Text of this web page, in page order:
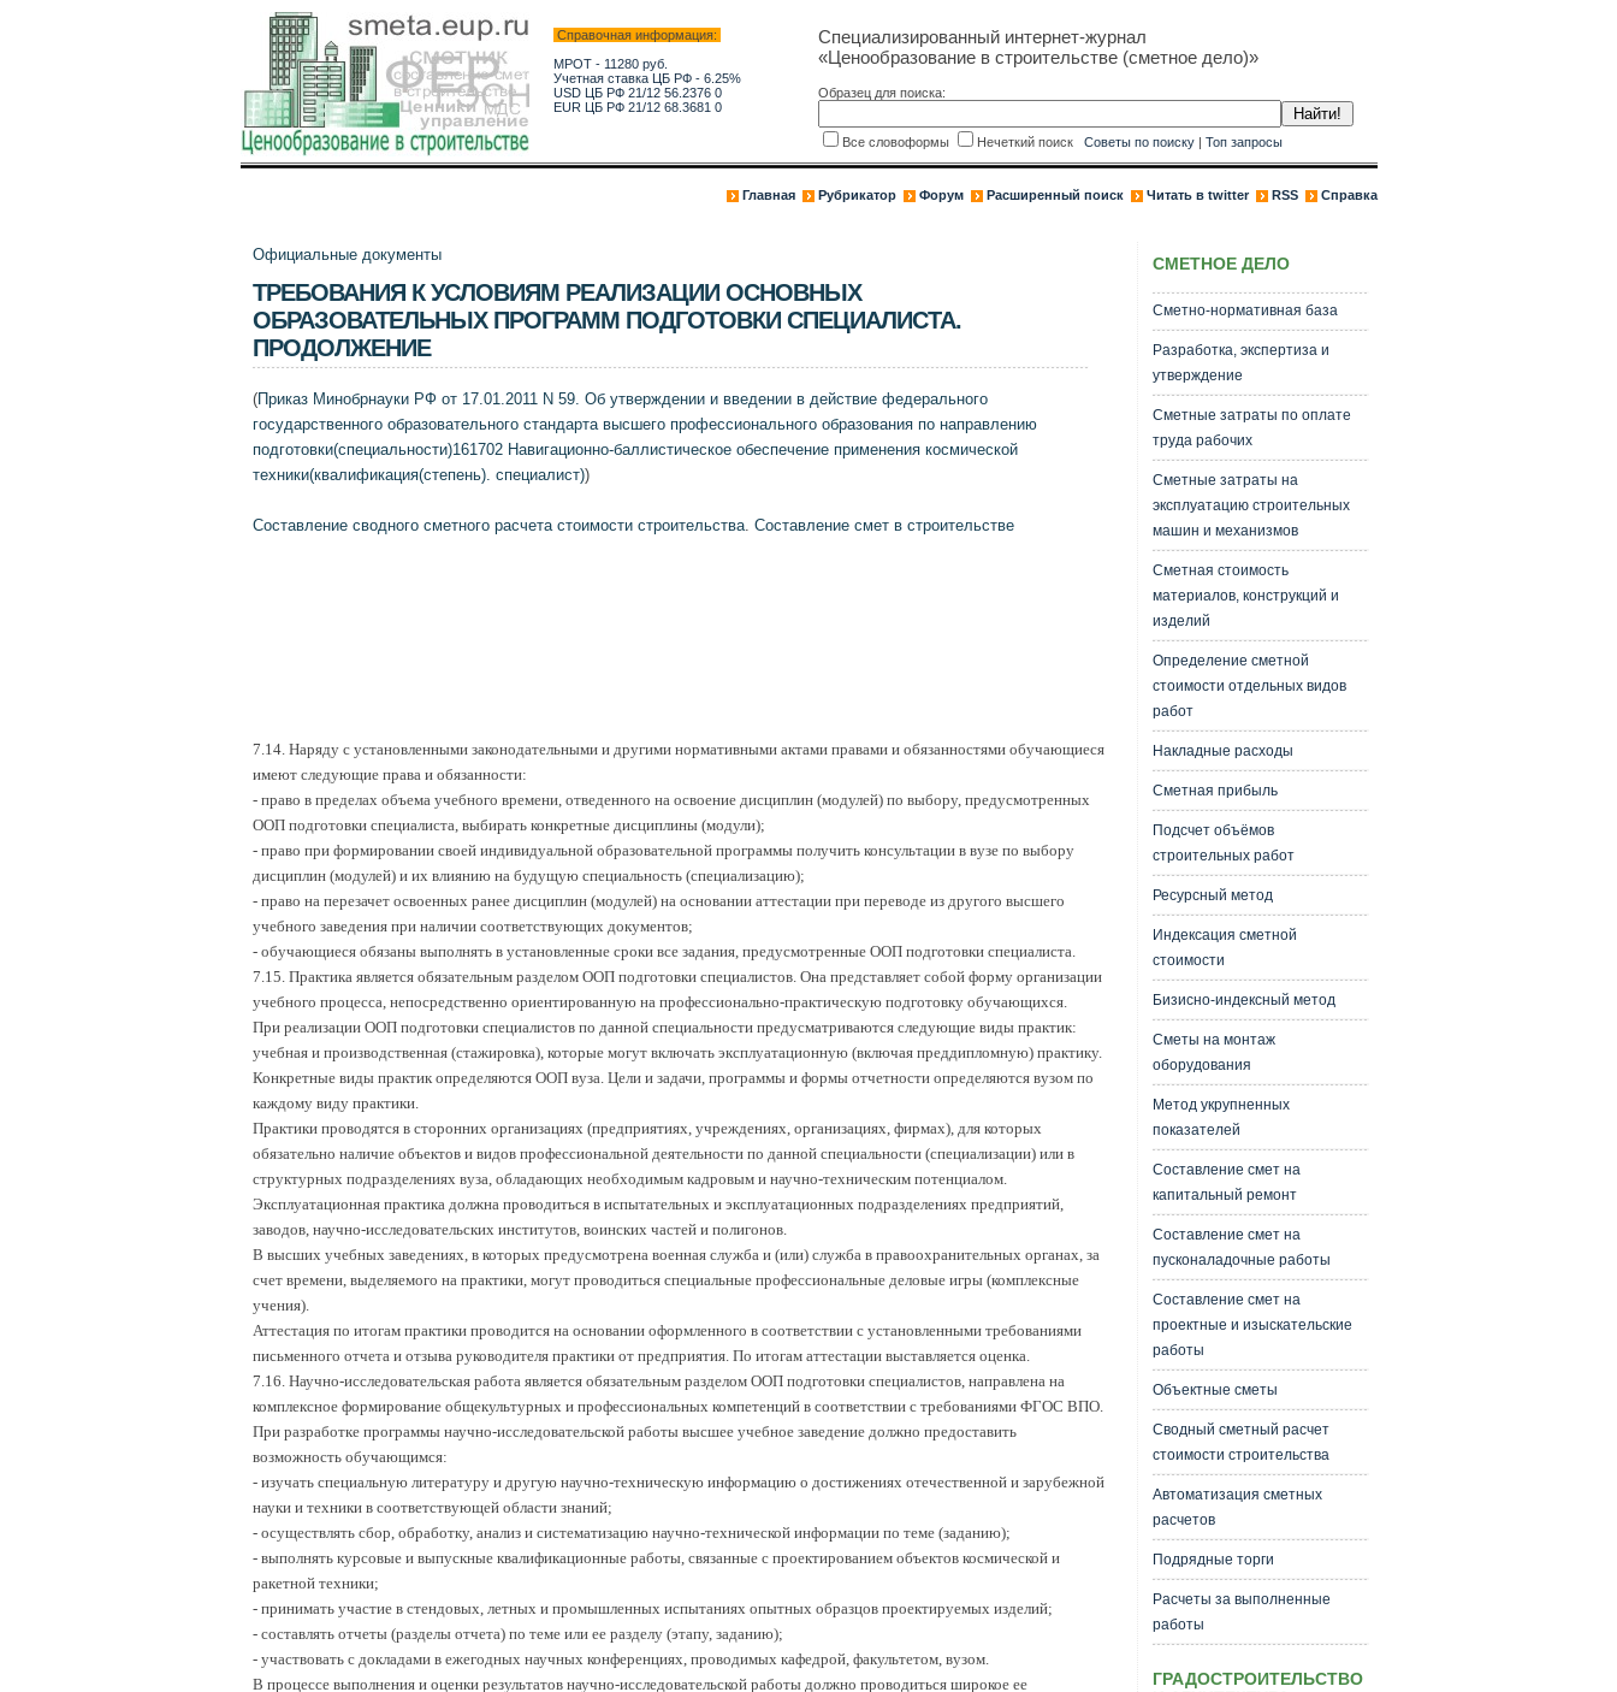
Справочная информация:
МРОТ - 11280 руб.
Учетная ставка ЦБ РФ - 6.25%
USD ЦБ РФ 21/12 56.2376 0
EUR ЦБ РФ 21/12 68.3681 0
Специализированный интернет-журнал
«Ценообразование в строительстве (сметное дело)»
Образец для поиска:
Все словоформы Нечеткий поиск Советы по поиску| Топ запросы
Главная Рубрикатор Форум Расширенный поиск Читать в twitter RSS Справка
Официальные документы
ТРЕБОВАНИЯ К УСЛОВИЯМ РЕАЛИЗАЦИИ ОСНОВНЫХ
ОБРАЗОВАТЕЛЬНЫХ ПРОГРАММ ПОДГОТОВКИ СПЕЦИАЛИСТА.
ПРОДОЛЖЕНИЕ
(Приказ Минобрнауки РФ от 17.01.2011 N 59. Об утверждении и введении в действие федерального
государственного образовательного стандарта высшего профессионального образования по направлению
подготовки(специальности)161702 Навигационно-баллистическое обеспечение применения космической
техники(квалификация(степень). специалист))
Составление сводного сметного расчета стоимости строительства. Составление смет в строительстве
7.14. Наряду с установленными законодательными и другими нормативными актами правами и обязанностями обучающиеся
имеют следующие права и обязанности:
- право в пределах объема учебного времени, отведенного на освоение дисциплин (модулей) по выбору, предусмотренных
ООП подготовки специалиста, выбирать конкретные дисциплины (модули);
- право при формировании своей индивидуальной образовательной программы получить консультации в вузе по выбору
дисциплин (модулей) и их влиянию на будущую специальность (специализацию);
- право на перезачет освоенных ранее дисциплин (модулей) на основании аттестации при переводе из другого высшего
учебного заведения при наличии соответствующих документов;
- обучающиеся обязаны выполнять в установленные сроки все задания, предусмотренные ООП подготовки специалиста.
7.15. Практика является обязательным разделом ООП подготовки специалистов. Она представляет собой форму организации
учебного процесса, непосредственно ориентированную на профессионально-практическую подготовку обучающихся.
При реализации ООП подготовки специалистов по данной специальности предусматриваются следующие виды практик:
учебная и производственная (стажировка), которые могут включать эксплуатационную (включая преддипломную) практику.
Конкретные виды практик определяются ООП вуза. Цели и задачи, программы и формы отчетности определяются вузом по
каждому виду практики.
Практики проводятся в сторонних организациях (предприятиях, учреждениях, организациях, фирмах), для которых
обязательно наличие объектов и видов профессиональной деятельности по данной специальности (специализации) или в
структурных подразделениях вуза, обладающих необходимым кадровым и научно-техническим потенциалом.
Эксплуатационная практика должна проводиться в испытательных и эксплуатационных подразделениях предприятий,
заводов, научно-исследовательских институтов, воинских частей и полигонов.
В высших учебных заведениях, в которых предусмотрена военная служба и (или) служба в правоохранительных органах, за
счет времени, выделяемого на практики, могут проводиться специальные профессиональные деловые игры (комплексные
учения).
Аттестация по итогам практики проводится на основании оформленного в соответствии с установленными требованиями
письменного отчета и отзыва руководителя практики от предприятия. По итогам аттестации выставляется оценка.
7.16. Научно-исследовательская работа является обязательным разделом ООП подготовки специалистов, направлена на
комплексное формирование общекультурных и профессиональных компетенций в соответствии с требованиями ФГОС ВПО.
При разработке программы научно-исследовательской работы высшее учебное заведение должно предоставить
возможность обучающимся:
- изучать специальную литературу и другую научно-техническую информацию о достижениях отечественной и зарубежной
науки и техники в соответствующей области знаний;
- осуществлять сбор, обработку, анализ и систематизацию научно-технической информации по теме (заданию);
- выполнять курсовые и выпускные квалификационные работы, связанные с проектированием объектов космической и
ракетной техники;
- принимать участие в стендовых, летных и промышленных испытаниях опытных образцов проектируемых изделий;
- составлять отчеты (разделы отчета) по теме или ее разделу (этапу, заданию);
- участвовать с докладами в ежегодных научных конференциях, проводимых кафедрой, факультетом, вузом.
В процессе выполнения и оценки результатов научно-исследовательской работы должно проводиться широкое ее
СМЕТНОЕ ДЕЛО
Сметно-нормативная база
Разработка, экспертиза и
утверждение
Сметные затраты по оплате
труда рабочих
Сметные затраты на
эксплуатацию строительных
машин и механизмов
Сметная стоимость
материалов, конструкций и
изделий
Определение сметной
стоимости отдельных видов
работ
Накладные расходы
Сметная прибыль
Подсчет объёмов
строительных работ
Ресурсный метод
Индексация сметной
стоимости
Бизисно-индексный метод
Сметы на монтаж
оборудования
Метод укрупненных
показателей
Составление смет на
капитальный ремонт
Составление смет на
пусконаладочные работы
Составление смет на
проектные и изыскательские
работы
Объектные сметы
Сводный сметный расчет
стоимости строительства
Автоматизация сметных
расчетов
Подрядные торги
Расчеты за выполненные
работы
ГРАДОСТРОИТЕЛЬСТВО